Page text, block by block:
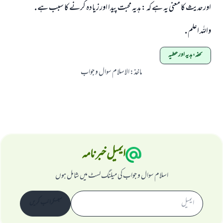
اورحديث كا معني يہ ہے كہ : ہديہ محبت پيدا اور زيادہ كرنے كا سبب ہے .
واللہ اعلم .
تحفہ، ہدیہ اور عطیہ
ماخذ:الاسلام سوال و جواب
ایمیل خبرنامہ
اسلام سوال و جواب کی میلنگ لسٹ میں شامل ہوں